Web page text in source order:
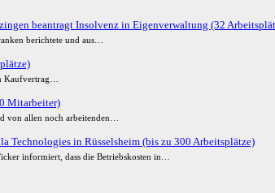
beantragt Insolvenz in Eigenverwaltung (32
berichtete und aus…
Kaufvertrag…
Mitarbeiter)
von allen noch arbeitenden…
Technologies in Rüsselsheim (bis zu 300 Arbeitsplätze)
informiert, dass die Betriebskosten in…